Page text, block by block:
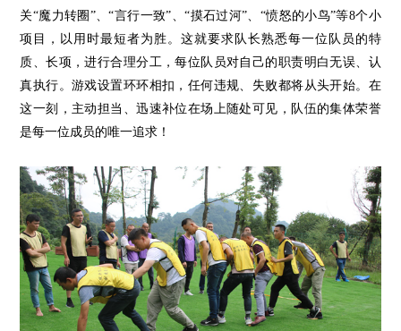
关“魔力转圈”、“言行一致”、“摸石过河”、“愤怒的小鸟”等8个小
项目，以用时最短者为胜。这就要求队长熟悉每一位队员的特
质、长项，进行合理分工，每位队员对自己的职责明白无误、认
真执行。游戏设置环环相扣，任何违规、失败都将从头开始。在
这一刻，主动担当、迅速补位在场上随处可见，队伍的集体荣誉
是每一位成员的唯一追求！